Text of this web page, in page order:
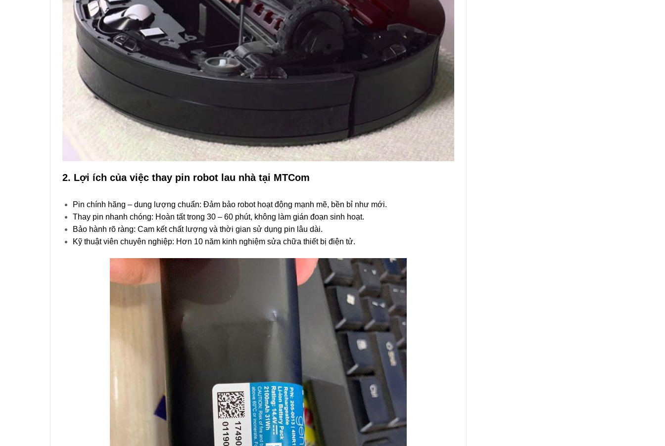
2. Lợi ích của việc thay pin robot lau nhà tại MTCom
Pin chính hãng – dung lượng chuẩn: Đảm bảo robot hoạt động mạnh mẽ, bền bỉ như mới.
Thay pin nhanh chóng: Hoàn tất trong 30 – 60 phút, không làm gián đoạn sinh hoạt.
Bảo hành rõ ràng: Cam kết chất lượng và thời gian sử dụng pin lâu dài.
Kỹ thuật viên chuyên nghiệp: Hơn 10 năm kinh nghiệm sửa chữa thiết bị điện tử.